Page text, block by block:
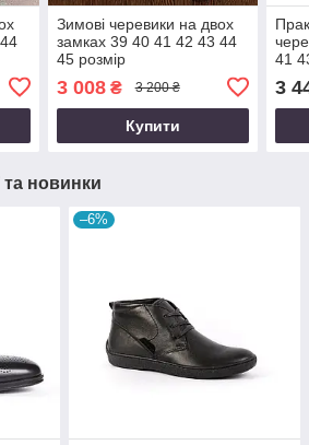
Зимові черевики на двох
замках 39 40 41 42 43 44
45 розмір
3 008₴ 3 200 ₴
Купити
41
3
та новинки
–6%